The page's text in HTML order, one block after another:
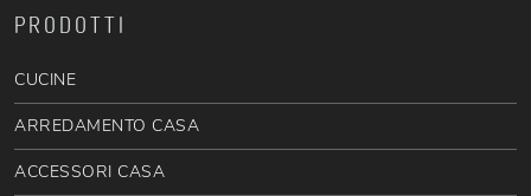
PRODOTTI
CUCINE
ARREDAMENTO CASA
ACCESSORI CASA